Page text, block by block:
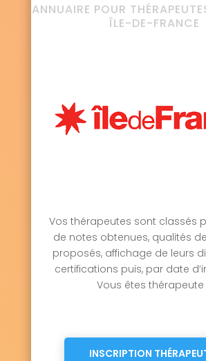
ANNUAIRE POUR
ÎLE-DE-FRANCE
Vos thérapeutes sont classés
de notes obtenues, qualités
proposés, affichage de leurs
certifications puis, par date
Vous êtes thérapeute
INSCRIPTION